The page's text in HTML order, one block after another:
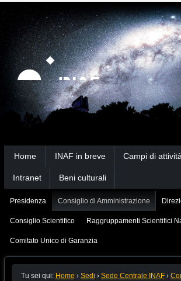
Strumenti
personali
Salta
contenuti.
|
Salta
alla
navigazione
Ricerca
avanzata…
Home INAF in breve Campi di attività
Intranet Beni culturali
Presidenza Consiglio di Amministrazione
Consiglio Scientifico Raggruppamenti Scientifici
Comitato Unico di Garanzia
Tu sei qui: Home › Sedi › Sede Centrale INAF ›